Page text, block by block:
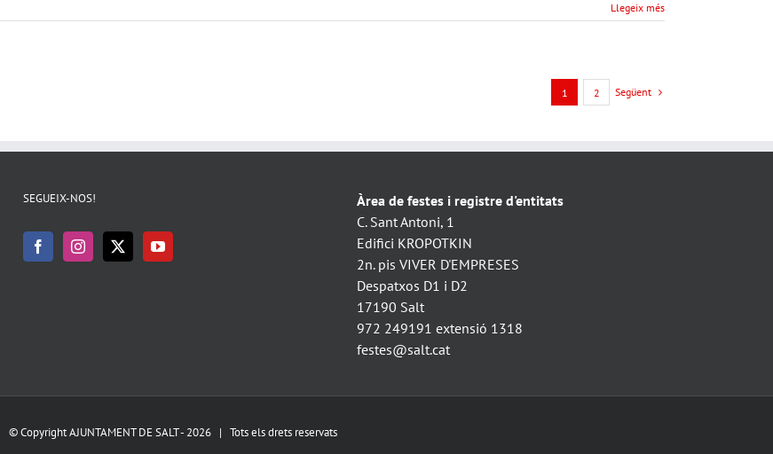
Llegeix més
1 2 Següent
SEGUEIX-NOS!
Àrea de festes i registre d'entitats
C. Sant Antoni, 1
Edifici KROPOTKIN
2n. pis VIVER D'EMPRESES
Despatxos D1 i D2
17190 Salt
972 249191 extensió 1318
festes@salt.cat
© Copyright AJUNTAMENT DE SALT - 2026 | Tots els drets reservats